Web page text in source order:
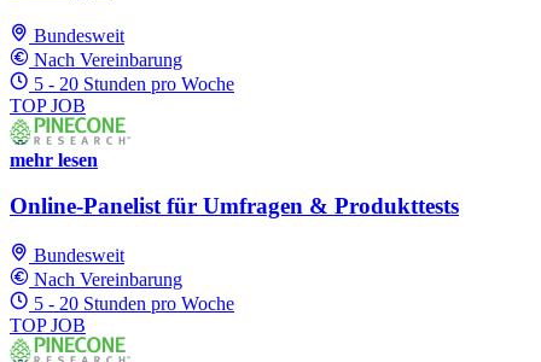
Bundesweit
Nach Vereinbarung
5 - 20 Stunden pro Woche
TOP JOB
mehr lesen
Online-Panelist für Umfragen & Produkttests
Bundesweit
Nach Vereinbarung
5 - 20 Stunden pro Woche
TOP JOB